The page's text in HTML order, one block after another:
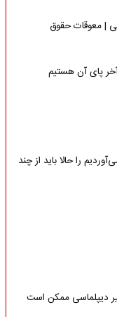
| معوقات حقوق
پای آن هستیم
را حالا باید از چند
دیپلماسی ممکن است